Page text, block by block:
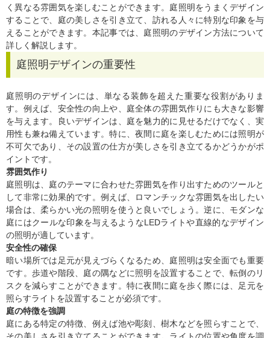
く異なる雰囲気を楽しむことができます。庭照明をうまくデザイン
することで、庭の美しさを引き立て、訪れる人々に特別な印象を与
えることができます。本記事では、庭照明のデザイン方法について
詳しく解説します。
庭照明デザインの重要性
庭照明のデザインには、単なる装飾を超えた重要な役割がありま
す。例えば、安全性の向上や、庭全体の雰囲気作りにも大きな影響
を与えます。良いデザインは、庭を魅力的に見せるだけでなく、実
用性も兼ね備えています。特に、夜間に庭を楽しむためには照明が
不可欠であり、その設置の仕方が美しさを引き立てるかどうかがポ
イントです。
雰囲気作り
庭照明は、庭のテーマに合わせた雰囲気を作り出すためのツールと
して非常に効果的です。例えば、ロマンチックな雰囲気を出したい
場合は、柔らかい光の照明を使うと良いでしょう。逆に、モダンな
庭にはクールな印象を与えるようなLEDライトや直線的なデザイン
の照明が適しています。
安全性の確保
暗い場所では足元が見えづらくなるため、庭照明は安全面でも重要
です。歩道や階段、庭の隅などに照明を設置することで、転倒のリ
スクを減らすことができます。特に夜間に庭を歩く際には、足元を
照らすライトを設置することが必須です。
庭の特徴を強調
庭にある特定の特徴、例えば池や彫刻、樹木などを照らすことで、